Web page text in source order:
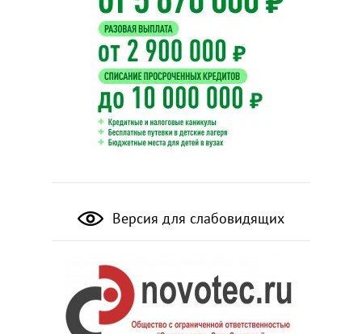
Версия для слабовидящих